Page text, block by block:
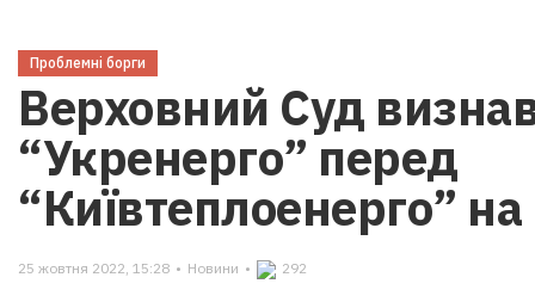
Проблемні борги
Верховний Суд
“Укренерго” перед
“Київтеплоенерго”
25 жовтня 2022, 15:28 • Новини • 292